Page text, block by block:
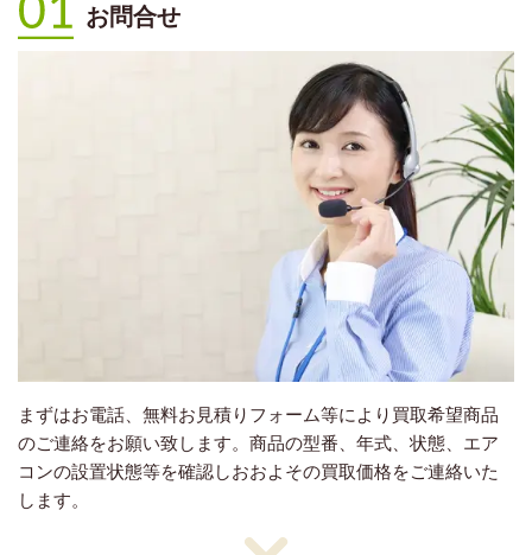
お問合せ
まずはお電話、無料お見積りフォーム等により買取希望商品
のご連絡をお願い致します。商品の型番、年式、状態、エア
コンの設置状態等を確認しおおよその買取価格をご連絡いた
します。